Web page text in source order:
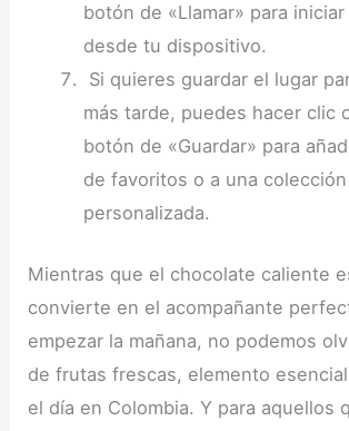
botón de «Llamar» para iniciar
desde tu dispositivo.
Si quieres guardar el lugar
más tarde, puedes hacer clic
botón de «Guardar» para
de favoritos o a una colección
personalizada.
Mientras que el chocolate caliente
convierte en el acompañante
empezar la mañana, no podemos
de frutas frescas, elemento
el día en Colombia. Y para aquellos